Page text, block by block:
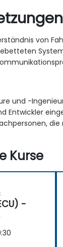
von
und -
Entwickler
Kurse
-